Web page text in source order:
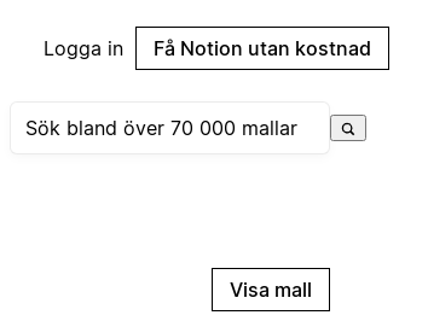
Logga in Få Notion utan kostnad
Visa mall